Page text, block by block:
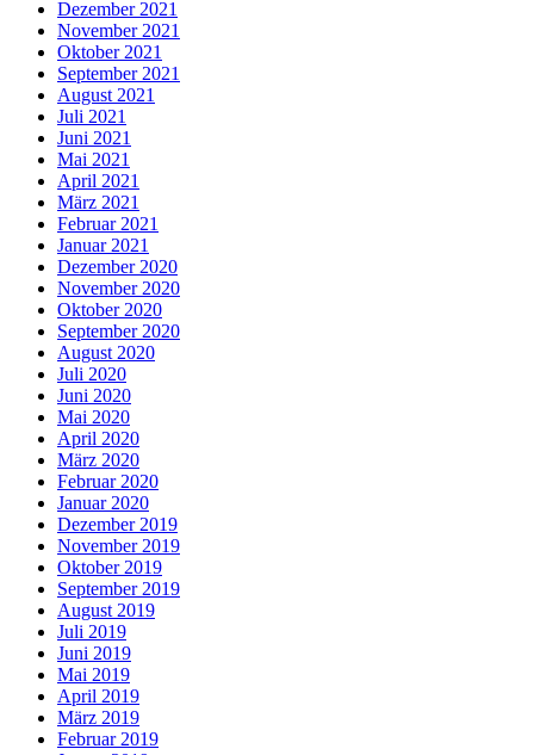
Dezember 2021
November 2021
Oktober 2021
September 2021
August 2021
Juli 2021
Juni 2021
Mai 2021
April 2021
März 2021
Februar 2021
Januar 2021
Dezember 2020
November 2020
Oktober 2020
September 2020
August 2020
Juli 2020
Juni 2020
Mai 2020
April 2020
März 2020
Februar 2020
Januar 2020
Dezember 2019
November 2019
Oktober 2019
September 2019
August 2019
Juli 2019
Juni 2019
Mai 2019
April 2019
März 2019
Februar 2019